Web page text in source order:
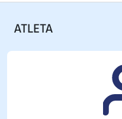
ATLETA